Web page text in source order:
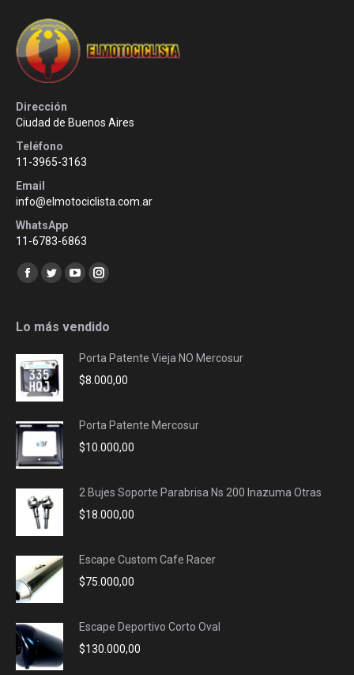
Dirección
Ciudad de Buenos Aires
Teléfono
11-3965-3163
Email
info@elmotociclista.com.ar
WhatsApp
11-6783-6863
Encuéntranos en:
Facebook
opens
new
window
Twitter
opens
new
window
YouTube
opens
new
window
Instagram
opens
new
window
Lo más vendido
Porta Patente Vieja NO Mercosur
$8.000,00
Porta Patente Mercosur
$10.000,00
2 Bujes Soporte Parabrisa Ns 200 Inazuma Otras
$18.000,00
Escape Custom Cafe Racer
$75.000,00
Escape Deportivo Corto Oval
$130.000,00